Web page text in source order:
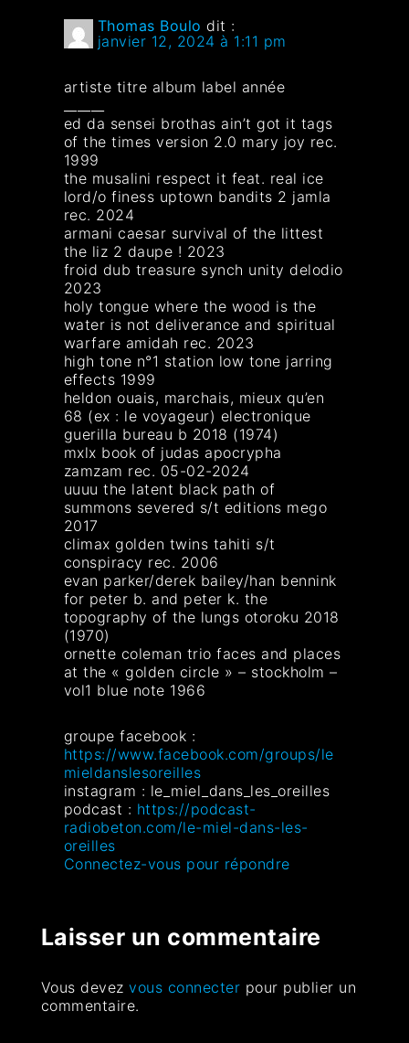
Thomas Boulo dit :
janvier 12, 2024 à 1:11 pm
artiste titre album label année
ed da sensei brothas ain’t got it tags
of the times version 2.0 mary joy rec.
1999
the musalini respect it feat. real ice
lord/o finess uptown bandits 2 jamla
rec. 2024
armani caesar survival of the littest
the liz 2 daupe ! 2023
froid dub treasure synch unity delodio
2023
holy tongue where the wood is the
water is not deliverance and spiritual
warfare amidah rec. 2023
high tone n°1 station low tone jarring
effects 1999
heldon ouais, marchais, mieux qu’en
68 (ex : le voyageur) electronique
guerilla bureau b 2018 (1974)
mxlx book of judas apocrypha
zamzam rec. 05-02-2024
uuuu the latent black path of
summons severed s/t editions mego
2017
climax golden twins tahiti s/t
conspiracy rec. 2006
evan parker/derek bailey/han bennink
for peter b. and peter k. the
topography of the lungs otoroku 2018
(1970)
ornette coleman trio faces and places
at the « golden circle » – stockholm –
vol1 blue note 1966
groupe facebook :
https://www.facebook.com/groups/le
mieldanslesoreilles
instagram : le_miel_dans_les_oreilles
podcast : https://podcast-
radiobeton.com/le-miel-dans-les-
oreilles
Connectez-vous pour répondre
Laisser un commentaire
Vous devezvous connecter pour publier un
commentaire.